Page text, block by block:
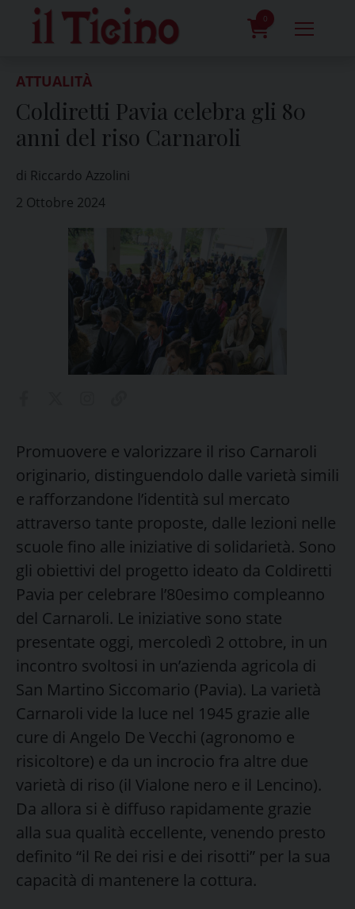
content
0
ATTUALITÀ
Coldiretti Pavia celebra gli 80
anni del riso Carnaroli
di Riccardo Azzolini
2 Ottobre 2024
Promuovere e valorizzare il riso Carnaroli
originario, distinguendolo dalle varietà simili
e rafforzandone l’identità sul mercato
attraverso tante proposte, dalle lezioni nelle
scuole fino alle iniziative di solidarietà. Sono
gli obiettivi del progetto ideato da Coldiretti
Pavia per celebrare l’80esimo compleanno
del Carnaroli. Le iniziative sono state
presentate oggi, mercoledì 2 ottobre, in un
incontro svoltosi in un’azienda agricola di
San Martino Siccomario (Pavia). La varietà
Carnaroli vide la luce nel 1945 grazie alle
cure di Angelo De Vecchi (agronomo e
risicoltore) e da un incrocio fra altre due
varietà di riso (il Vialone nero e il Lencino).
Da allora si è diffuso rapidamente grazie
alla sua qualità eccellente, venendo presto
definito “il Re dei risi e dei risotti” per la sua
capacità di mantenere la cottura.